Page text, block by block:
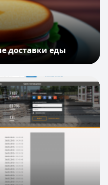
доставки еды